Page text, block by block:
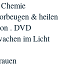
& heilen
. DVD
im Licht